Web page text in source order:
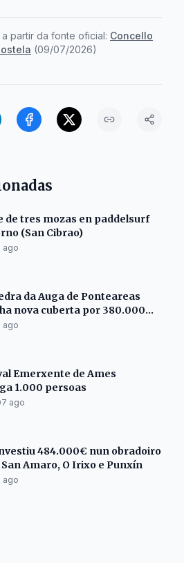
partir da fonte oficial: Concello
(09/07/2026)
de tres mozas en paddelsurf
(San Cibrao)
ago
da Auga de Ponteareas
nova cuberta por 380.000
ago
Emerxente de Ames
1.000 persoas
ago
484.000€ nun obradoiro
Amaro, O Irixo e Punxín
ago